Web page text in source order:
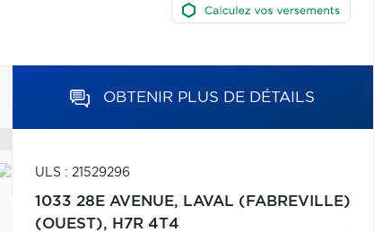
OBTENIR PLUS DE DÉTAILS
ULS : 21529296
1033 28E AVENUE, LAVAL (FABREVILLE)
(OUEST), H7R 4T4